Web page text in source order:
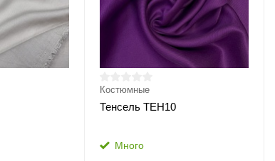
Костюмные
Тенсель ТЕН10
Много